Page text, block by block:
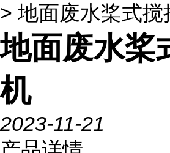
> 地面废水桨式搅
地面废水桨
机
2023-11-21